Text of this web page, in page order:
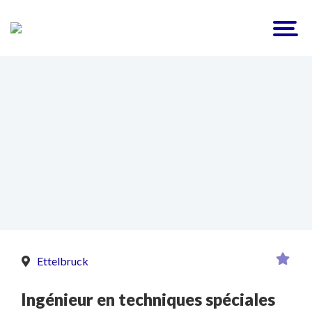
Ettelbruck
Ingénieur en techniques spéciales